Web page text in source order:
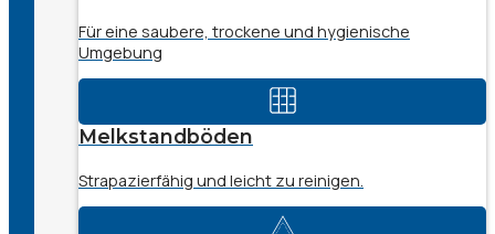
Für eine saubere, trockene und hygienische
Umgebung
Melkstandböden
Strapazierfähig und leicht zu reinigen.